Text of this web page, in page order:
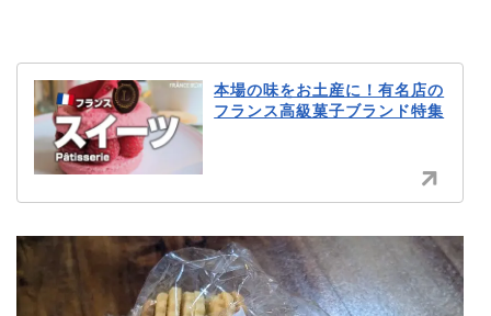
本場の味をお土産に！有名店の
フランス高級菓子ブランド特集